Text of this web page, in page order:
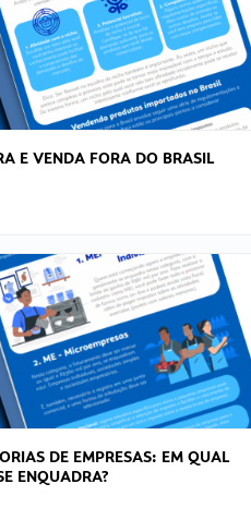
E VENDA FORA DO BRASIL
DE EMPRESAS: EM QUAL
ENQUADRA?